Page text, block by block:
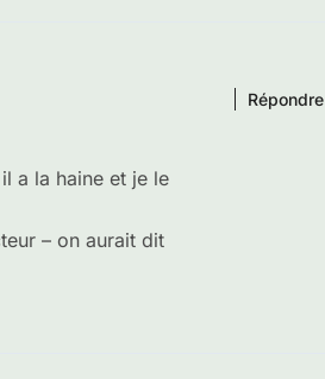
a la haine et je le
– on aurait dit
Répondre